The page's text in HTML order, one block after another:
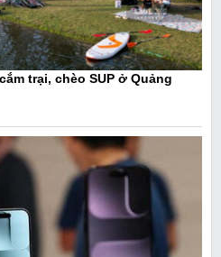
trại, chèo SUP ở Quảng